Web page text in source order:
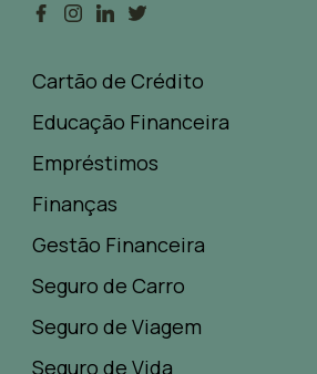
Cartão de Crédito
Educação Financeira
Empréstimos
Finanças
Gestão Financeira
Seguro de Carro
Seguro de Viagem
Seguro de Vida